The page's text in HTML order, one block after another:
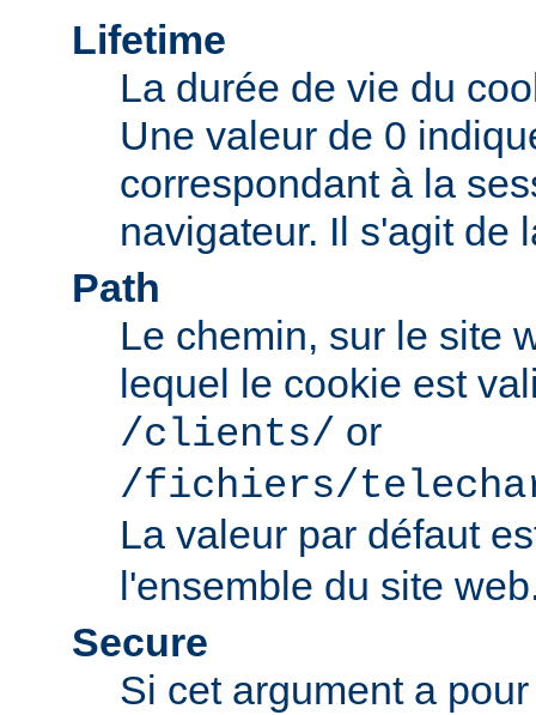
Lifetime
La durée de vie du
Une valeur de 0
correspondant à la
navigateur. Il s'agit de
Path
Le chemin, sur le site
lequel le cookie est
/clients/ or
/fichiers/
La valeur par défaut
l'ensemble du site
Secure
Si cet argument a